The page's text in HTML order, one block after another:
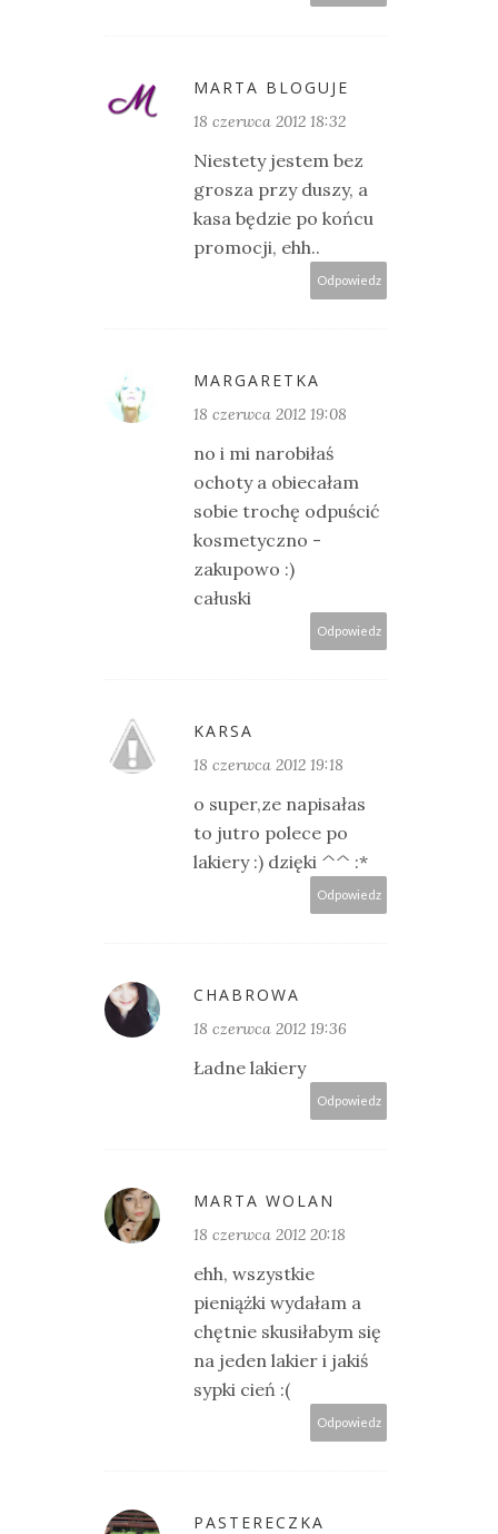
MARTA BLOGUJE
18 czerwca 2012 18:32
Niestety jestem bez
grosza przy duszy, a
kasa będzie po końcu
promocji, ehh..
Odpowiedz
MARGARETKA
18 czerwca 2012 19:08
no i mi narobiłaś
ochoty a obiecałam
sobie trochę odpuścić
kosmetyczno -
zakupowo :)
całuski
Odpowiedz
KARSA
18 czerwca 2012 19:18
o super,ze napisałas
to jutro polece po
lakiery :) dzięki ^^ :*
Odpowiedz
CHABROWA
18 czerwca 2012 19:36
Ładne lakiery
Odpowiedz
MARTA WOLAN
18 czerwca 2012 20:18
ehh, wszystkie
pieniążki wydałam a
chętnie skusiłabym się
na jeden lakier i jakiś
sypki cień :(
Odpowiedz
PASTERECZKA